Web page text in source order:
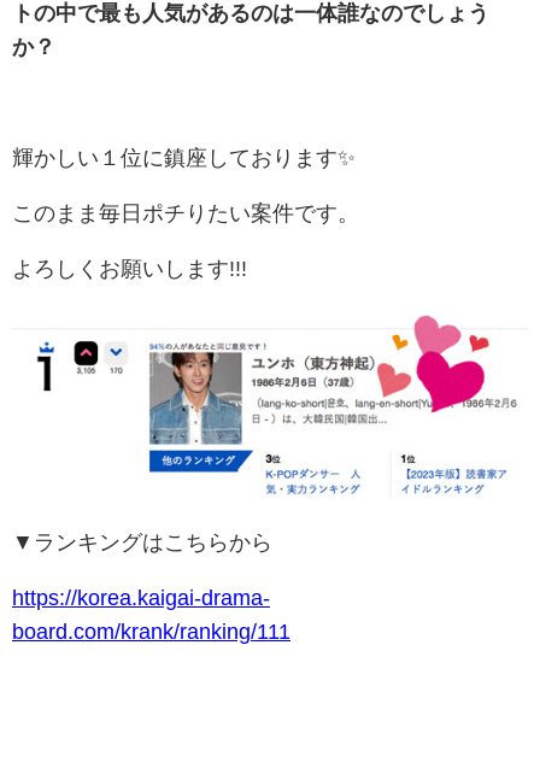
トの中で最も人気があるのは一体誰なのでしょう
か？
輝かしい１位に鎮座しております✨
このまま毎日ポチりたい案件です。
よろしくお願いします!!!
▼ランキングはこちらから
https://korea.kaigai-drama-
board.com/krank/ranking/111